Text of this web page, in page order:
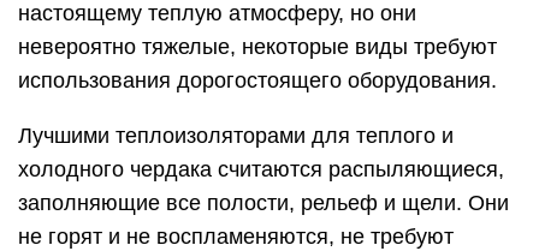
настоящему теплую атмосферу, но они
невероятно тяжелые, некоторые виды требуют
использования дорогостоящего оборудования.
Лучшими теплоизоляторами для теплого и
холодного чердака считаются распыляющиеся,
заполняющие все полости, рельеф и щели. Они
не горят и не воспламеняются, не требуют